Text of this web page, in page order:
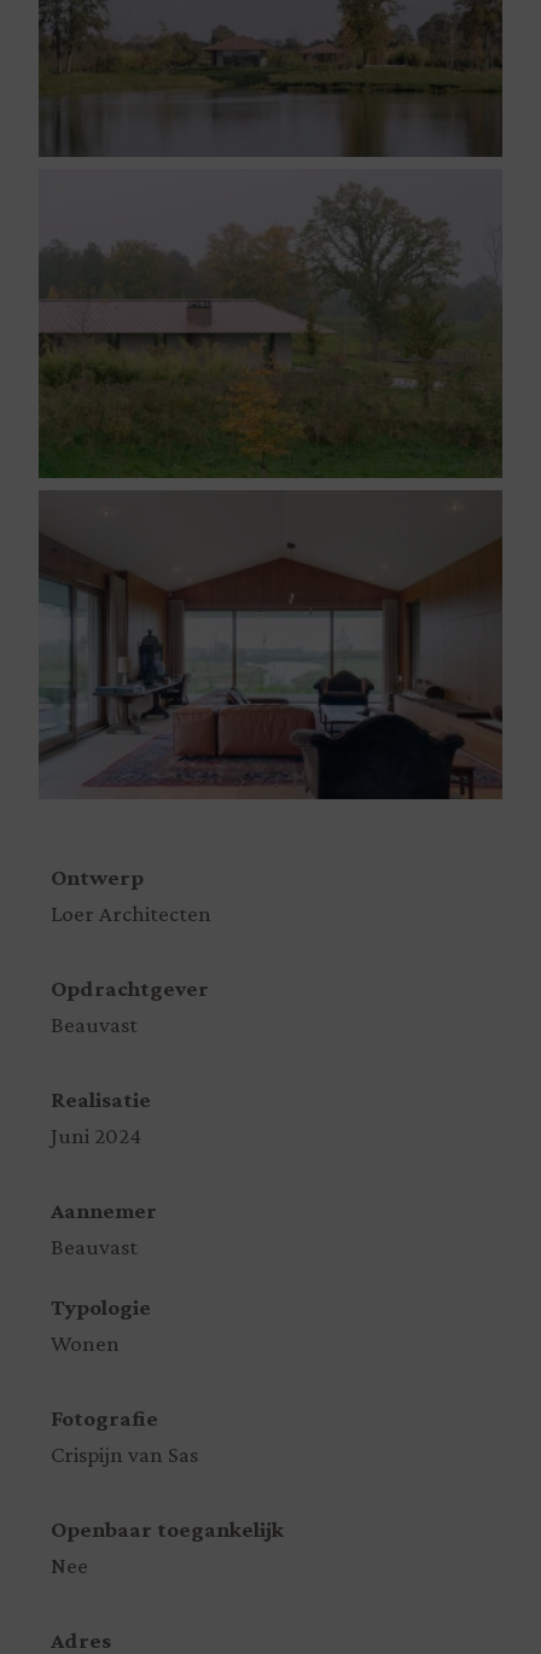
Ontwerp
Loer Architecten
Opdrachtgever
Beauvast
Realisatie
Juni 2024
Aannemer
Beauvast
Typologie
Wonen
Fotografie
Crispijn van Sas
Openbaar toegankelijk
Nee
Adres